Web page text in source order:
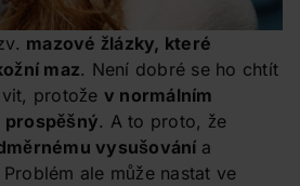
mazové žlázky, které
maz. Není dobré se ho chtít
protože v normálním
prospěšný. A to proto, že
vysušování a
ale může nastat ve